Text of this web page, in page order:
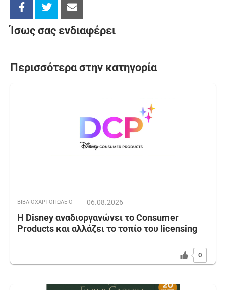
Ίσως σας ενδιαφέρει
Περισσότερα στην κατηγορία
ΒΙΒΛΙΟΧΑΡΤΟΠΩΛΕΙΟ 06.08.2026
Η Disney αναδιοργανώνει το Consumer
Products και αλλάζει το τοπίο του licensing
0